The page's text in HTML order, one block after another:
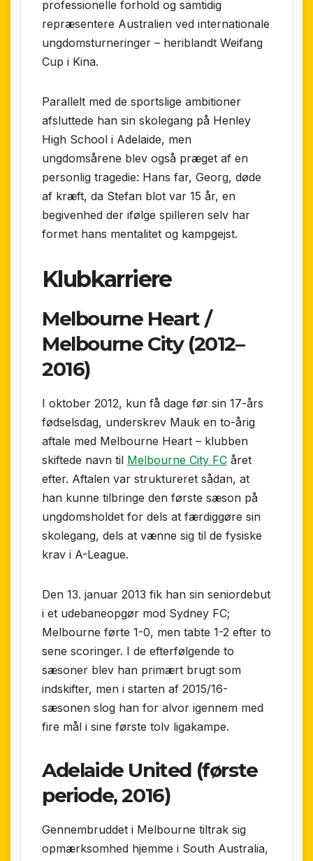
professionelle forhold og samtidig
repræsentere Australien ved internationale
ungdomsturneringer – heriblandt Weifang
Cup i Kina.
Parallelt med de sportslige ambitioner
afsluttede han sin skolegang på Henley
High School i Adelaide, men
ungdomsårene blev også præget af en
personlig tragedie: Hans far, Georg, døde
af kræft, da Stefan blot var 15 år, en
begivenhed der ifølge spilleren selv har
formet hans mentalitet og kampgejst.
Klubkarriere
Melbourne Heart /
Melbourne City (2012–
2016)
I oktober 2012, kun få dage før sin 17-års
fødselsdag, underskrev Mauk en to-årig
aftale med Melbourne Heart – klubben
skiftede navn til Melbourne City FC året
efter. Aftalen var struktureret sådan, at
han kunne tilbringe den første sæson på
ungdomsholdet for dels at færdiggøre sin
skolegang, dels at vænne sig til de fysiske
krav i A-League.
Den 13. januar 2013 fik han sin seniordebut
i et udebaneopgør mod Sydney FC;
Melbourne førte 1-0, men tabte 1-2 efter to
sene scoringer. I de efterfølgende to
sæsoner blev han primært brugt som
indskifter, men i starten af 2015/16-
sæsonen slog han for alvor igennem med
fire mål i sine første tolv ligakampe.
Adelaide United (første
periode, 2016)
Gennembruddet i Melbourne tiltrak sig
opmærksomhed hjemme i South Australia,